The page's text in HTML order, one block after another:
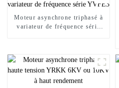
Moteur asynchrone triphasé à
variateur de fréquence série